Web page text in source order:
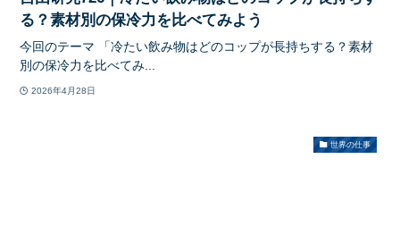
る？素材別の保冷力を比べてみよう
今回のテーマ 「冷たい飲み物はどのコップが長持ちする？素材
別の保冷力を比べてみ...
2026年4月28日
世界の仕事